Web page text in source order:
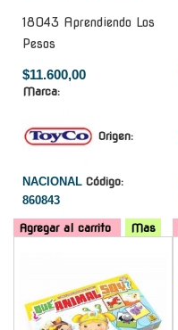
18043 Aprendiendo Los
Pesos
$11.600,00
Marca:
Origen:
NACIONAL Código:
860843
Agregar al carrito Mas